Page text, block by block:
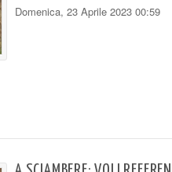
Domenica, 23 Aprile 2023 00:59